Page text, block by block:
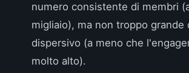
numero consistente di membri
migliaio), ma non troppo grande
dispersivo (a meno che
molto alto).